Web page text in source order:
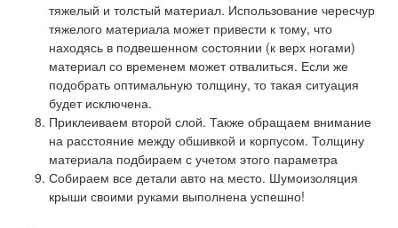
тяжелый и толстый материал. Использование чересчур
тяжелого материала может привести к тому, что
находясь в подвешенном состоянии (к верх ногами)
материал со временем может отвалиться. Если же
подобрать оптимальную толщину, то такая ситуация
будет исключена.
Приклеиваем второй слой. Также обращаем внимание
на расстояние между обшивкой и корпусом. Толщину
материала подбираем с учетом этого параметра
Собираем все детали авто на место. Шумоизоляция
крыши своими руками выполнена успешно!